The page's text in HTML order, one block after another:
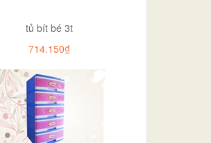
tủ bít bé 3t
714.150₫